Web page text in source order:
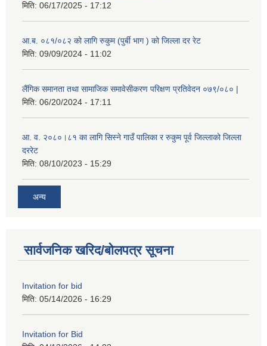
मिति: 06/17/2025 - 17:12
आ.ब. ०८१/०८२ को लागि रुकुम (पुर्बी भाग ) को जिल्ला दर रेट
मिति: 09/09/2024 - 11:02
लैंगिक समानता तथा सामाजिक समावेसीकरण परिक्षण प्रतिवेदन ०७९/०८० |
मिति: 06/20/2024 - 17:11
आ. व. २०८०।८१ का लागि सिस्ने गाउँ पालिका र रुकुम पूर्व जिल्लाको जिल्ला
दररेट
मिति: 08/10/2023 - 15:29
अन्य
सार्वजनिक खरिद/बोलपत्र सूचना
Invitation for bid
मिति: 05/14/2026 - 16:29
Invitation for Bid